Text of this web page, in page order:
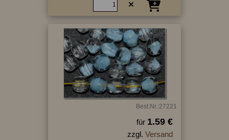
Best.Nr.:27221
für 1.59 €
zzgl. Versand